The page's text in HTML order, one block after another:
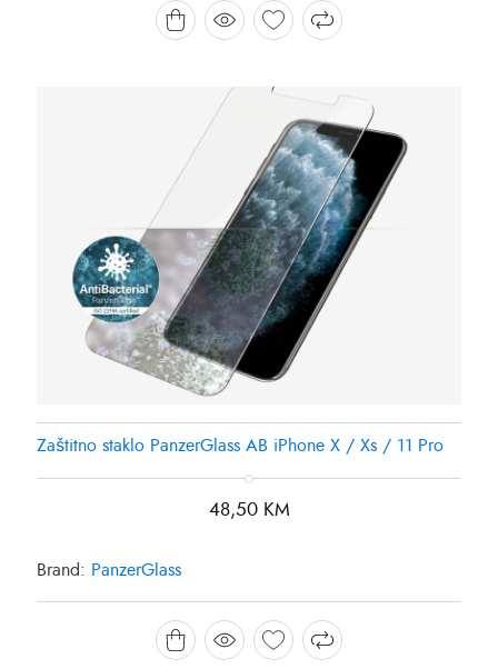
Zaštitno staklo PanzerGlass AB iPhone X / Xs / 11 Pro
48,50 KM
Brand: PanzerGlass